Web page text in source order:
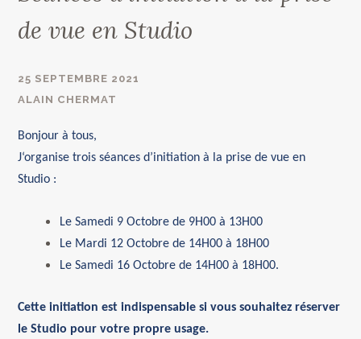
de vue en Studio
25 SEPTEMBRE 2021
ALAIN CHERMAT
Bonjour à tous,
J‘organise trois séances d’initiation à la prise de vue en
Studio :
LeSamedi 9 Octobre de 9H00 à 13H00
Le Mardi 12 Octobre de 14H00 à 18H00
Le Samedi 16 Octobre de 14H00 à 18H00.
Cette initiation est indispensable si vous souhaitez réserver
le Studio pour votre propre usage.